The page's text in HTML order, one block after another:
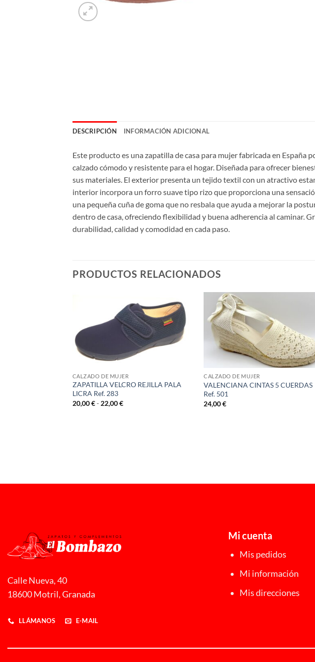
DESCRIPCIÓN INFORMACIÓN ADICIONAL
Este producto es una zapatilla de casa para mujer fabricada en España
calzado cómodo y resistente para el hogar. Diseñada para ofrecer
sus materiales. El exterior presenta un tejido textil con un atractivo
interior incorpora un forro suave tipo rizo que proporciona una
una pequeña cuña de goma que no resbala que ayuda a mejorar la
dentro de casa, ofreciendo flexibilidad y buena adherencia al caminar.
durabilidad, calidad y comodidad en cada paso.
PRODUCTOS RELACIONADOS
CALZADO DE MUJER
ZAPATILLA VELCRO REJILLA PALA
LICRA Ref. 283
20,00€- 22,00€Rango
CALZADO DE MUJER
VALENCIANA CINTAS 5 CUERDAS
Ref. 501
24,00€
Calle Nueva, 40
18600 Motril, Granada
LLÁMANOS E-MAIL
Mi cuenta
Mis pedidos
Mi información
Mis direcciones